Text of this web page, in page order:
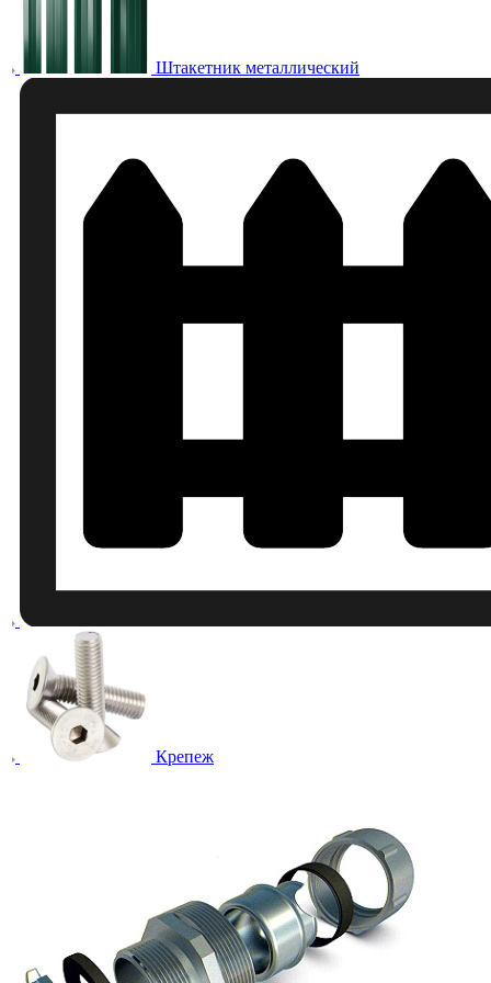
Штакетник металлический
Крепеж